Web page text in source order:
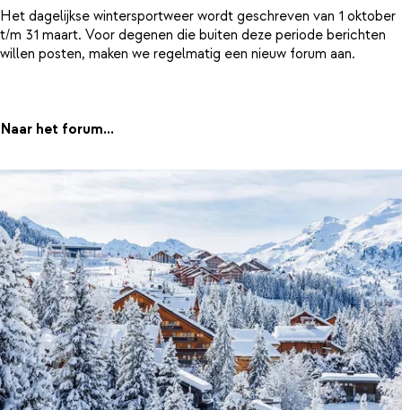
Het dagelijkse wintersportweer wordt geschreven van 1 oktober
t/m 31 maart. Voor degenen die buiten deze periode berichten
willen posten, maken we regelmatig een nieuw forum aan.
Naar het forum...